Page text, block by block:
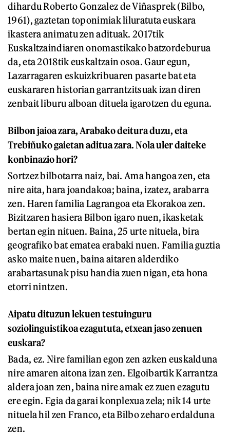
dihardu Roberto Gonzalez de Viñasprek (Bilbo,
1961), gaztetan toponimiak liluratuta euskara
ikastera animatu zen adituak. 2017tik
Euskaltzaindiaren onomastikako batzordeburua
da, eta 2018tik euskaltzain osoa. Gaur egun,
Lazarragaren eskuizkribuaren pasarte bat eta
euskararen historian garrantzitsuak izan diren
zenbait liburu alboan dituela igarotzen du eguna.
Bilbon jaioa zara, Arabako deitura duzu, eta
Trebiñuko gaietan aditua zara. Nola uler daiteke
konbinazio hori?
Sortzez bilbotarra naiz, bai. Ama hangoa zen, eta
nire aita, hara joandakoa; baina, izatez, arabarra
zen. Haren familia Lagrangoa eta Ekorakoa zen.
Bizitzaren hasiera Bilbon igaro nuen, ikasketak
bertan egin nituen. Baina, 25 urte nituela, bira
geografiko bat ematea erabaki nuen. Familia guztia
asko maite nuen, baina aitaren alderdiko
arabartasunak pisu handia zuen nigan, eta hona
etorri nintzen.
Aipatu dituzun lekuen testuinguru
soziolinguistikoa ezagututa, etxean jaso zenuen
euskara?
Bada, ez. Nire familian egon zen azken euskalduna
nire amaren aitona izan zen. Elgoibartik Karrantza
aldera joan zen, baina nire amak ez zuen ezagutu
ere egin. Egia da garai konplexua zela; nik 14 urte
nituela hil zen Franco, eta Bilbo zeharo erdalduna
zen.